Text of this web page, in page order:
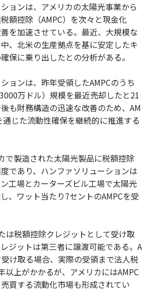
ョンは、アメリカの太陽光事業から
額控除（AMPC）を次々と現金化
を加速させている。最近、大規模な
、北米の生産拠点を基に安定したキ
保に乗り出したとの分析がある。
ョンは、昨年受領したAMPCのうち
万ドル）規模を最近売却したと21
も財務構造の迅速な改善のため、AM
通じた流動性確保を継続的に推進する
で製造された太陽光製品に税額控除
であり、ハンファソリューションは
工場とカーターズビル工場で太陽光
、ワット当たり7セントのAMPCを受
は税額控除クレジットとして受け取
ジットは第三者に譲渡可能である。A
け取る場合、実際の受領まで法人税
以上がかかるが、アメリカにはAMPC
買する流動化市場も形成されてい